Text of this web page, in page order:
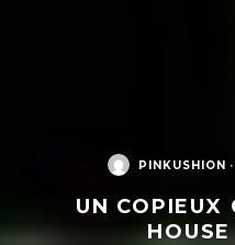
PINKUSHION ·
UN COPIEUX